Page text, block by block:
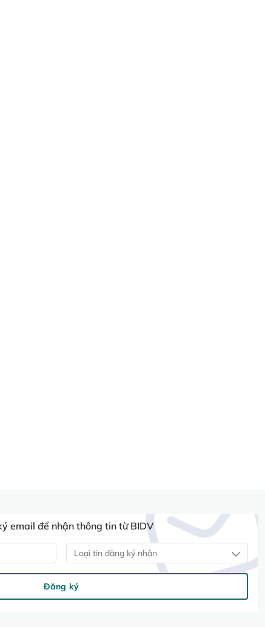
email để nhận thông tin từ BIDV
Loại tin đăng ký nhận
Đăng ký